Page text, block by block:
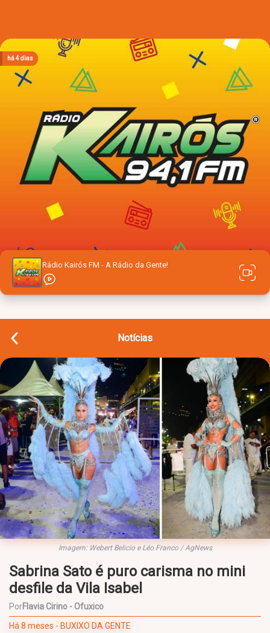
Rádio Kairós FM - A Rádio da Gente!
Notícias
Imagem: Webert Belicio e Léo Franco / AgNews
Sabrina Sato é puro carisma no mini
desfile da Vila Isabel
PorFlavia Cirino - Ofuxico
Há 8 meses - BUXIXO DA GENTE
há 3 dias
há 3 dias
há 3 dias
há 4 dias
há 4 dias